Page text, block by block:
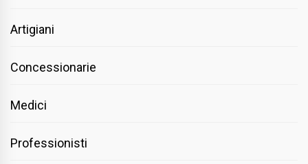
Artigiani
Concessionarie
Medici
Professionisti